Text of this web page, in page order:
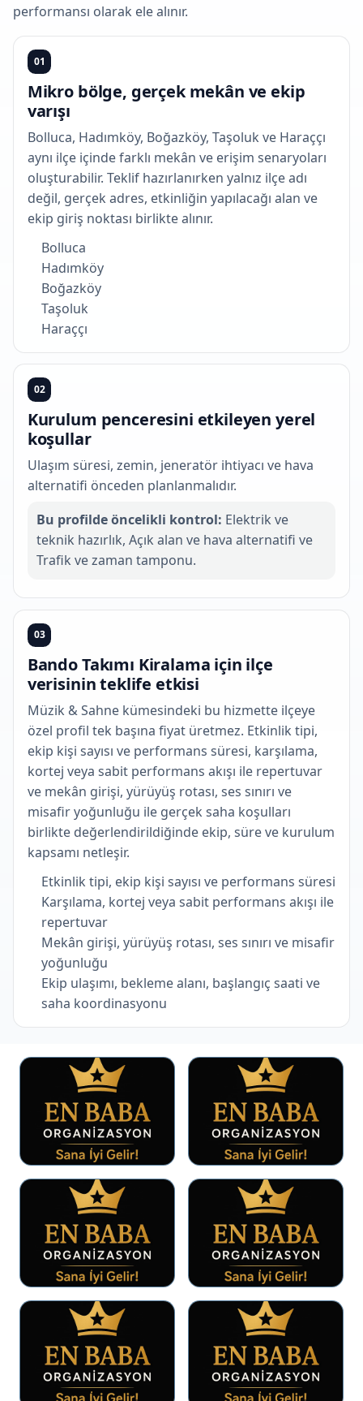
performansı olarak ele alınır.
01
Mikro bölge, gerçek mekân ve ekip
varışı
Bolluca, Hadımköy, Boğazköy, Taşoluk ve Haraççı
aynı ilçe içinde farklı mekân ve erişim senaryoları
oluşturabilir. Teklif hazırlanırken yalnız ilçe adı
değil, gerçek adres, etkinliğin yapılacağı alan ve
ekip giriş noktası birlikte alınır.
Bolluca
Hadımköy
Boğazköy
Taşoluk
Haraççı
02
Kurulum penceresini etkileyen yerel
koşullar
Ulaşım süresi, zemin, jeneratör ihtiyacı ve hava
alternatifi önceden planlanmalıdır.
Bu profilde öncelikli kontrol: Elektrik ve
teknik hazırlık, Açık alan ve hava alternatifi ve
Trafik ve zaman tamponu.
03
Bando Takımı Kiralama için ilçe
verisinin teklife etkisi
Müzik & Sahne kümesindeki bu hizmette ilçeye
özel profil tek başına fiyat üretmez. Etkinlik tipi,
ekip kişi sayısı ve performans süresi, karşılama,
kortej veya sabit performans akışı ile repertuvar
ve mekân girişi, yürüyüş rotası, ses sınırı ve
misafir yoğunluğu ile gerçek saha koşulları
birlikte değerlendirildiğinde ekip, süre ve kurulum
kapsamı netleşir.
Etkinlik tipi, ekip kişi sayısı ve performans süresi
Karşılama, kortej veya sabit performans akışı ile
repertuvar
Mekân girişi, yürüyüş rotası, ses sınırı ve misafir
yoğunluğu
Ekip ulaşımı, bekleme alanı, başlangıç saati ve
saha koordinasyonu